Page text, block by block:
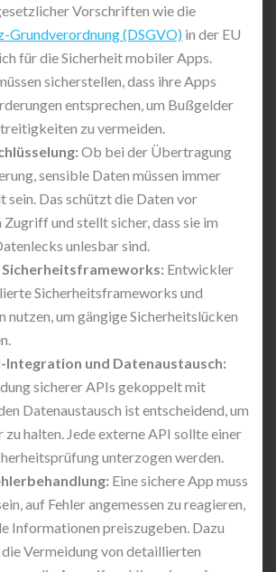
Vorschriften wie die
Grundverordnung (DSGVO) in der EU
für die Sicherheit mobiler Apps.
sicherstellen, dass ihre Apps
entsprechen, um Bußgelder
zu vermeiden.
Ob bei der Übertragung
sensible Daten müssen immer
sein. Das schützt die Daten vor
und stellt sicher, dass sie im
unlesbar sind.
Entwickler
Sicherheitsframeworks und
nutzen, um gängige Sicherheitslücken
Integration und Datenaustausch:
sicherer APIs gekoppelt mit
Datenaustausch ist entscheidend, um
zu halten. Jede externe API sollte einer
unterzogen werden.
Eine sichere App muss
auf Fehler angemessen zu reagieren,
Informationen preiszugeben. Dazu
Vermeidung von detaillierten